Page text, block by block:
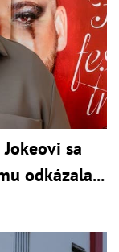
sa
odkázala...